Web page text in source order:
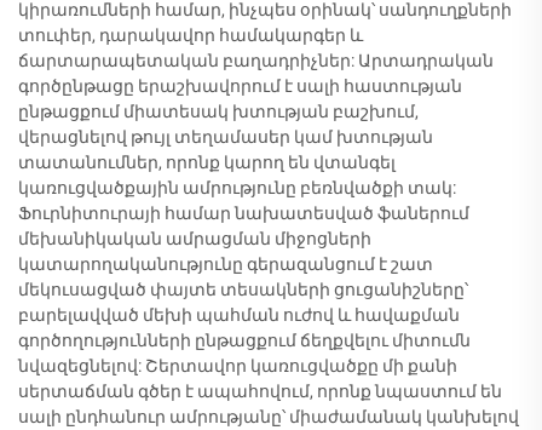
կիրառումների համար, ինչպես օրինակ՝ սանդուղքների
տուփեր, դարակավոր համակարգեր և
ճարտարապետական բաղադրիչներ: Արտադրական
գործընթացը երաշխավորում է սալի հաստության
ընթացքում միատեսակ խտության բաշխում,
վերացնելով թույլ տեղամասեր կամ խտության
տատանումներ, որոնք կարող են վտանգել
կառուցվածքային ամրությունը բեռնվածքի տակ:
Ֆուրնիտուրայի համար նախատեսված ֆաներում
մեխանիկական ամրացման միջոցների
կատարողականությունը գերազանցում է շատ
մեկուսացված փայտե տեսակների ցուցանիշները՝
բարելավված մեխի պահման ուժով և հավաքման
գործողությունների ընթացքում ճեղքվելու միտումն
նվազեցնելով: Շերտավոր կառուցվածքը մի քանի
սերտաճման գծեր է ապահովում, որոնք նպաստում են
սալի ընդհանուր ամրությանը՝ միաժամանակ կանխելով